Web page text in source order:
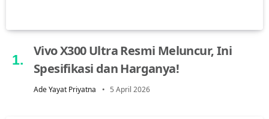
Vivo X300 Ultra Resmi Meluncur, Ini
Spesifikasi dan Harganya!
Ade Yayat Priyatna 5 April 2026